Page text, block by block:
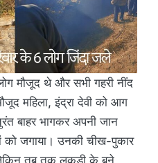
मौजूद थे और सभी गहरी नींद
महिला, इंद्रा देवी को आग
बाहर भागकर अपनी जान
को जगाया। उनकी चीख-पुकार